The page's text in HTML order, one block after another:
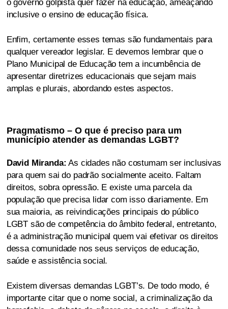
o governo golpista quer fazer na educação, ameaçando
inclusive o ensino de educação física.
Enfim, certamente esses temas são fundamentais para
qualquer vereador legislar. E devemos lembrar que o
Plano Municipal de Educação tem a incumbência de
apresentar diretrizes educacionais que sejam mais
amplas e plurais, abordando estes aspectos.
Pragmatismo – O que é preciso para um
município atender as demandas LGBT?
David Miranda: As cidades não costumam ser inclusivas
para quem sai do padrão socialmente aceito. Faltam
direitos, sobra opressão. E existe uma parcela da
população que precisa lidar com isso diariamente. Em
sua maioria, as reivindicações principais do público
LGBT são de competência do âmbito federal, entretanto,
é a administração municipal quem vai efetivar os direitos
dessa comunidade nos seus serviços de educação,
saúde e assistência social.
Existem diversas demandas LGBT’s. De todo modo, é
importante citar que o nome social, a criminalização da